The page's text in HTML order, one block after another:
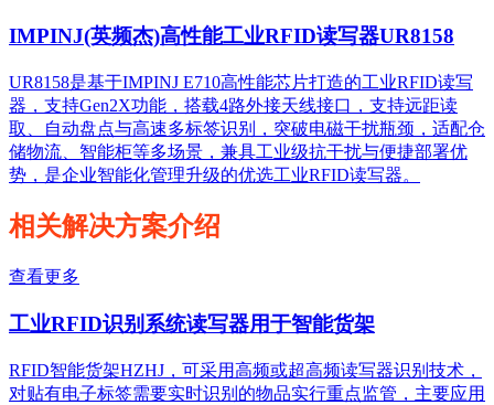
IMPINJ(英频杰)高性能工业RFID读写器UR8158
UR8158是基于IMPINJ E710高性能芯片打造的工业RFID读写
器，支持Gen2X功能，搭载4路外接天线接口，支持远距读
取、自动盘点与高速多标签识别，突破电磁干扰瓶颈，适配仓
储物流、智能柜等多场景，兼具工业级抗干扰与便捷部署优
势，是企业智能化管理升级的优选工业RFID读写器。
相关解决方案介绍
查看更多
工业RFID识别系统读写器用于智能货架
RFID智能货架HZHJ，可采用高频或超高频读写器识别技术，
对贴有电子标签需要实时识别的物品实行重点监管，主要应用